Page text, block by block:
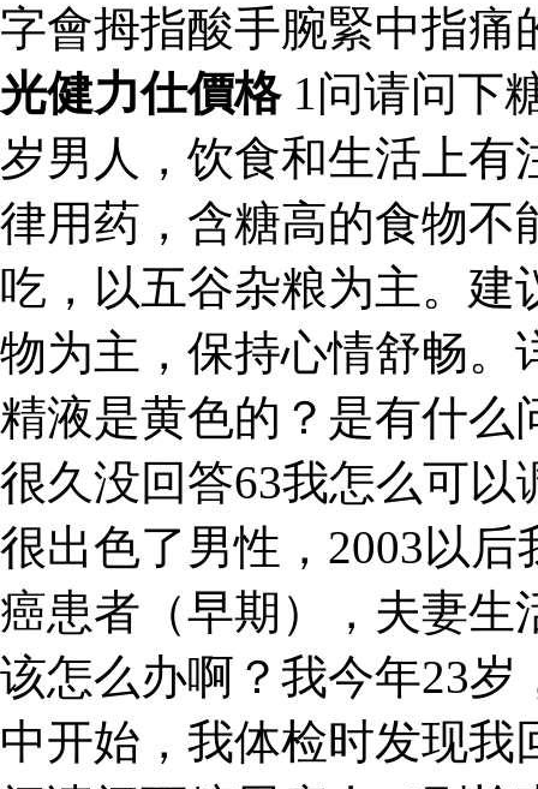
字會拇指酸手腕緊中指
光健力仕價格1问请问下
岁男人，饮食和生活上有
律用药，含糖高的食物不
吃，以五谷杂粮为主。建
物为主，保持心情舒畅。
精液是黄色的？是有什么
很久没回答63我怎么可
很出色了男性，2003以
癌患者（早期），夫妻生
该怎么办啊？我今年23
中开始，我体检时发现我